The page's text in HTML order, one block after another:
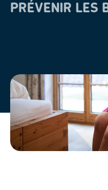
PRÉVENIR LES